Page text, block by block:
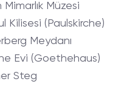
Mimarlık Müzesi
Kilisesi (Paulskirche)
Meydanı
Evi (Goethehaus)
Steg